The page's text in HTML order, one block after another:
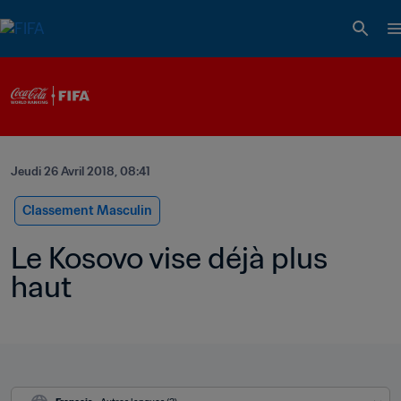
Jeudi 26 Avril 2018, 08:41
Classement Masculin
Le Kosovo vise déjà plus
haut